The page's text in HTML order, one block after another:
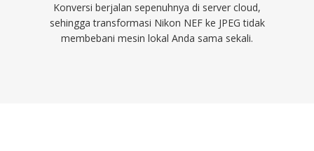
Konversi berjalan sepenuhnya di server cloud,
sehingga transformasi Nikon NEF ke JPEG tidak
membebani mesin lokal Anda sama sekali.